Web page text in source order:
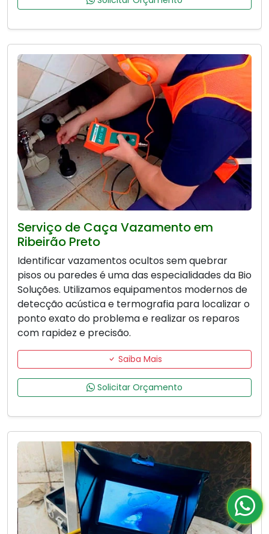
Serviço de Caça Vazamento em
Ribeirão Preto
Identificar vazamentos ocultos sem quebrar
pisos ou paredes é uma das especialidades da Bio
Soluções. Utilizamos equipamentos modernos de
detecção acústica e termografia para localizar o
ponto exato do problema e realizar os reparos
com rapidez e precisão.
Saiba Mais
Solicitar Orçamento